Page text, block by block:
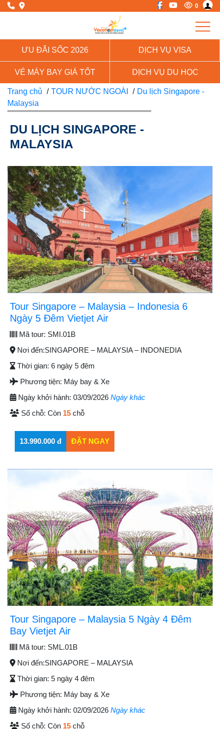
0
ƯU ĐÃI SỐC 2026 DỊCH VỤ VISA
VÉ MÁY BAY GIÁ TỐT DỊCH VỤ DU HỌC
Trang chủ / TOUR NƯỚC NGOÀI / Du lịch Singapore -
Malaysia
DU LỊCH SINGAPORE -
MALAYSIA
Tour Singapore – Malaysia – Indonesia 6
Ngày 5 Đêm Vietjet Air
Mã tour: SMI.01B
Nơi đến:SINGAPORE – MALAYSIA – INDONEDIA
Thời gian: 6 ngày 5 đêm
Phương tiện: Máy bay & Xe
Ngày khởi hành: 03/09/2026 Ngày khác
Số chỗ: Còn 15 chỗ
Tour Singapore – Malaysia 5 Ngày 4 Đêm
Bay Vietjet Air
Mã tour: SML.01B
Nơi đến:SINGAPORE – MALAYSIA
Thời gian: 5 ngày 4 đêm
Phương tiện: Máy bay & Xe
Ngày khởi hành: 02/09/2026 Ngày khác
Số chỗ: Còn 15 chỗ